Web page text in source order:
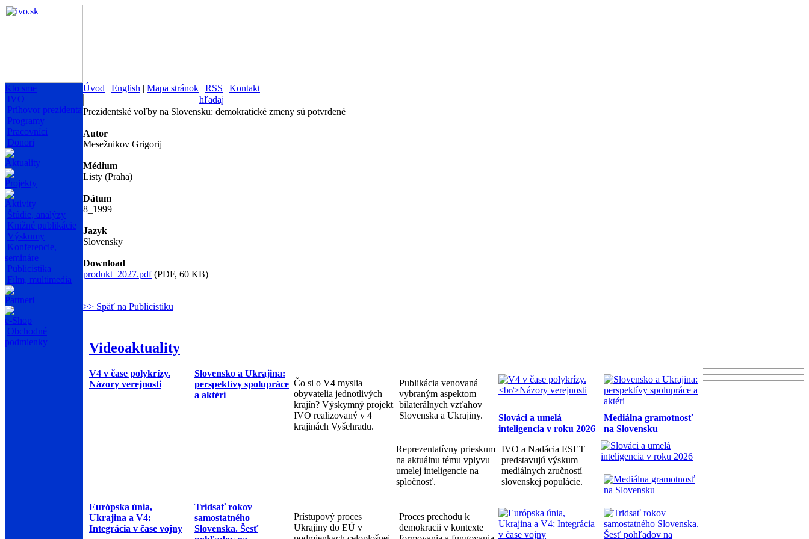
Kto sme
IVO
Príhovor prezidenta
Programy
Pracovníci
Donori
Aktuality
Projekty
Aktivity
Štúdie, analýzy
Knižné publikácie
Výskumy
Konferencie,
semináre
Publicistika
Film, multimedia
Partneri
e-Shop
Obchodné
podmienky
Úvod | English | Mapa stránok | RSS | Kontakt
hľadaj
Prezidentské voľby na Slovensku: demokratické zmeny sú potvrdené
Autor
Mesežnikov Grigorij
Médium
Listy (Praha)
Dátum
8_1999
Jazyk
Slovensky
Download
produkt_2027.pdf(PDF, 60 KB)
>> Späť na Publicistiku
Videoaktuality
V4 v čase polykrízy.
Názory verejnosti
Slovensko a Ukrajina:
perspektívy spolupráce
a aktéri
Čo si o V4 myslia
obyvatelia jednotlivých
krajín? Výskymný projekt
IVO realizovaný v 4
krajinách Vyšehradu.
Publikácia venovaná
vybraným aspektom
bilaterálnych vzťahov
Slovenska a Ukrajiny.
Slováci a umelá
inteligencia v roku 2026
Mediálna gramotnosť
na Slovensku
Reprezentatívny prieskum
na aktuálnu tému vplyvu
umelej inteligencie na
spločnosť.
IVO a Nadácia ESET
predstavujú výskum
mediálnych zručností
slovenskej populácie.
Európska únia,
Ukrajina a V4:
Integrácia v čase vojny
Tridsať rokov
samostatného
Slovenska. Šesť
Prístupový proces
Ukrajiny do EÚ v
Proces prechodu k
demokracii v kontexte